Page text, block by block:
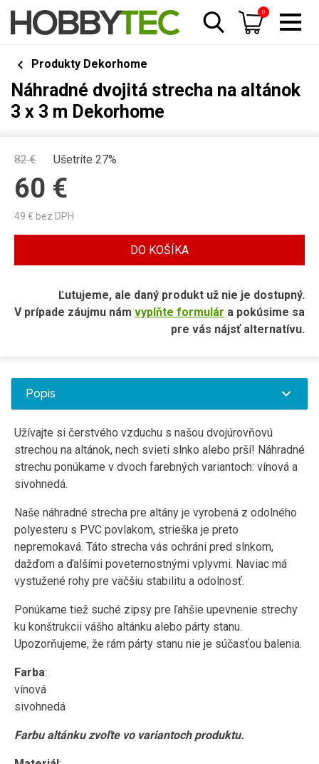
0
Produkty Dekorhome
Náhradné dvojitá strecha na altánok
3 x 3 m Dekorhome
82€ Ušetríte 27%
60 €
49 € bez DPH
DO KOŠÍKA
Ľutujeme, ale daný produkt už nie je dostupný.
V prípade záujmu nám vyplňte formulár a pokúsime sa
pre vás nájsť alternatívu.
Popis
Užívajte si čerstvého vzduchu s našou dvojúrovňovú
strechou na altánok, nech svieti slnko alebo prší! Náhradné
strechu ponúkame v dvoch farebných variantoch: vínová a
sivohnedá.
Naše náhradné strecha pre altány je vyrobená z odolného
polyesteru s PVC povlakom, strieška je preto
nepremokavá. Táto strecha vás ochráni pred slnkom,
dažďom a ďalšími poveternostnými vplyvmi. Naviac má
vystužené rohy pre väčšiu stabilitu a odolnosť.
Ponúkame tiež suché zipsy pre ľahšie upevnenie strechy
ku konštrukcii vášho altánku alebo párty stanu.
Upozorňujeme, že rám párty stanu nie je súčasťou balenia.
Farba:
vínová
sivohnedá
Farbu altánku zvoľte vo variantoch produktu.